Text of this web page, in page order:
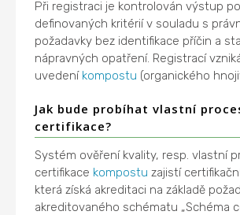
Při registraci je kontrolován výstup
definovaných kritérií v souladu s
požadavky bez identifikace příčin a
nápravných opatření. Registrací
uvedení kompostu (organického
Jak bude probíhat vlastní
certifikace?
Systém ověření kvality, resp. vlastní
certifikace kompostu zajistí
která získá akreditaci na základě
akreditovaného schématu „Schéma